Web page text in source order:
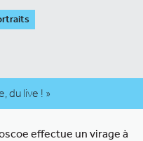
du live ! »
effectue un virage à